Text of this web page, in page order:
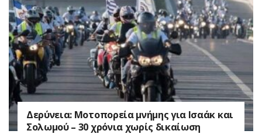
Δερύνεια: Μοτοπορεία μνήμης για Ισαάκ και
Σολωμού – 30 χρόνια χωρίς δικαίωση